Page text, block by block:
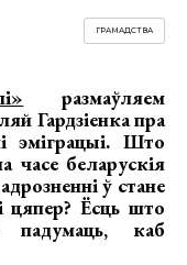
ГРАМАДСТВА
размаўляем
Гардзіенка пра
эміграцыі. Што
часе беларускія
ў стане
цяпер? Ёсць што
каб